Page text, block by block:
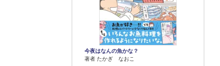
今夜はなんの魚かな？
著者 たかぎ なおこ